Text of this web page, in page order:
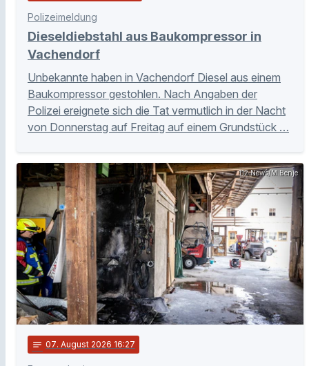
Polizeimeldung
Dieseldiebstahl aus Baukompressor in
Vachendorf
Unbekannte haben in Vachendorf Diesel aus einem
Baukompressor gestohlen. Nach Angaben der
Polizei ereignete sich die Tat vermutlich in der Nacht
von Donnerstag auf Freitag auf einem Grundstück …
112 News/M.Benje
notes 07. August 2026 16:27